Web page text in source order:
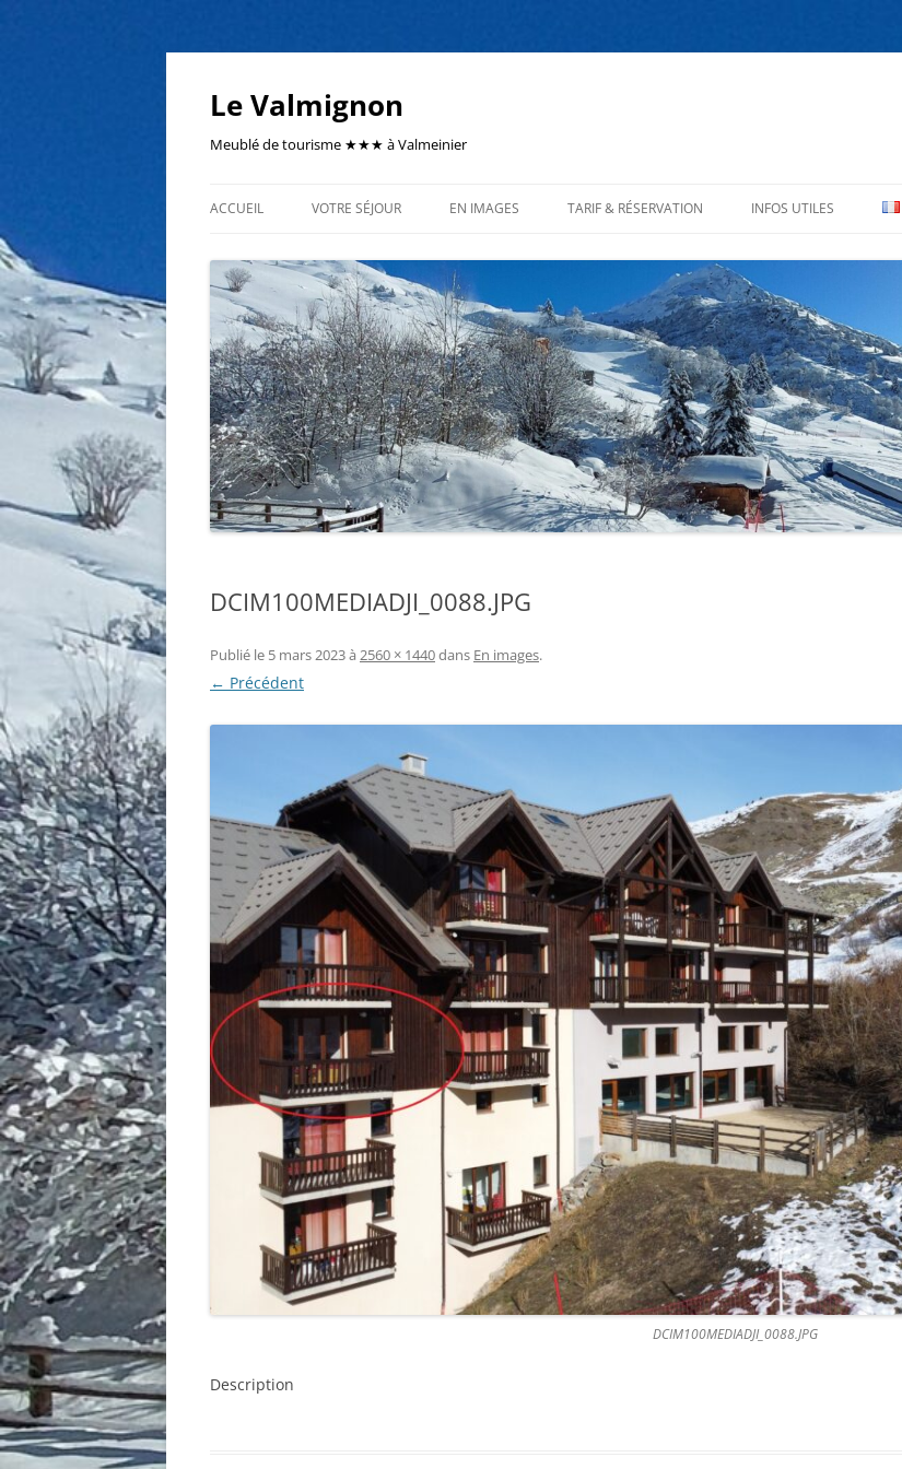
Aller
Le Valmignon
Meublé de tourisme ★★★ à Valmeinier
ACCUEIL VOTRE SÉJOUR
DESCRIPTION
SERVICES
EN IMAGES TARIF & RÉSERVATION INFOS UTILES
ACCÈS
CONTACTEZ-NOUS
LIENS UTILES
DCIM100MEDIADJI_0088.JPG
Publié le 5 mars 2023à 2560 × 1440dans En images.
← Précédent
DCIM100MEDIADJI_0088.JPG
Description